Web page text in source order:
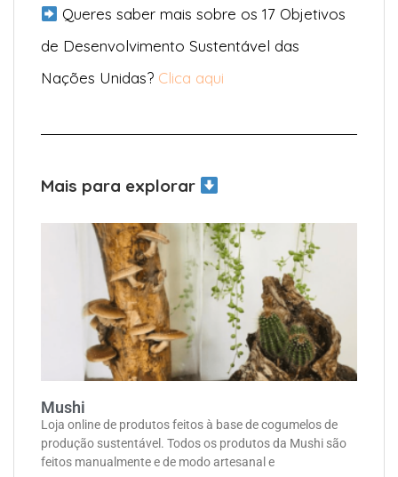
Queres saber mais sobre os 17 Objetivos
de Desenvolvimento Sustentável das
Nações Unidas? Clica aqui
Mais para explorar
Mushi
Loja online de produtos feitos à base de cogumelos de
produção sustentável. Todos os produtos da Mushi são
feitos manualmente e de modo artesanal e